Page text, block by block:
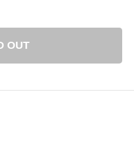
OUT